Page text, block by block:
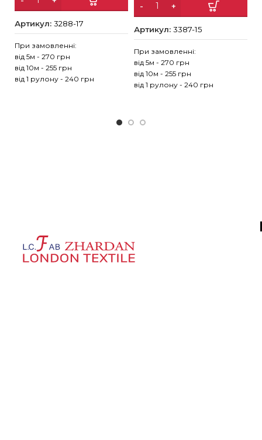
Артикул:3288-17
При замовленні:
від 5м - 270 грн
від 10м - 255 грн
від 1 рулону - 240 грн
Артикул: 3387-15
При замовленні:
від 5м - 270 грн
від 10м - 255 грн
від 1 рулону - 240 грн